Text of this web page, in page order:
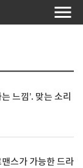
느낌’. 맞는 소리
스가 가능한 드라